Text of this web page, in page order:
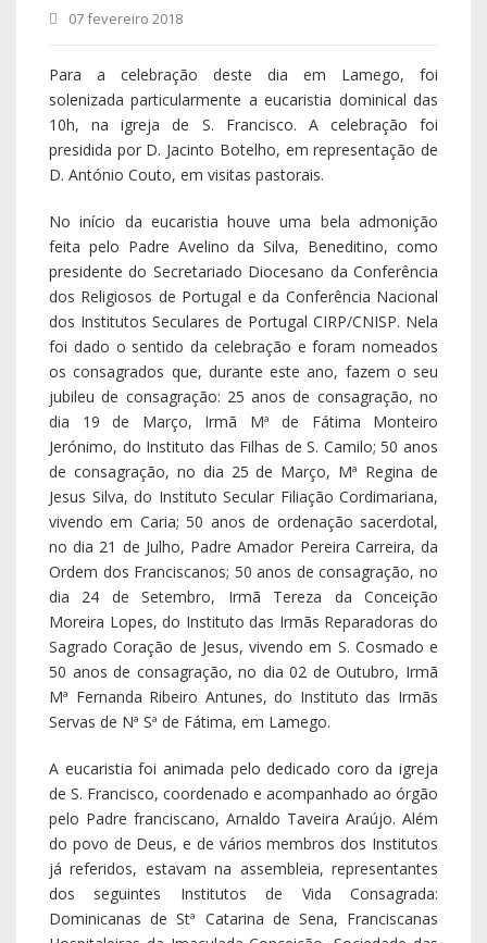
foi dado o sentido da celebração e foram nomeados
jubileu de consagração: 25 anos de consagração, no
dia 19 de Março, Irmã Mª de Fátima Monteiro
Jerónimo, do Instituto das Filhas de S. Camilo; 50 anos
de consagração, no dia 25 de Março, Mª Regina de
Jesus Silva, do Instituto Secular Filiação Cordimariana,
vivendo em Caria; 50 anos de ordenação sacerdotal,
no dia 21 de Julho, Padre Amador Pereira Carreira, da
Ordem dos Franciscanos; 50 anos de consagração, no
dia 24 de Setembro, Irmã Tereza da Conceição
Moreira Lopes, do Instituto das Irmãs Reparadoras do
Sagrado Coração de Jesus, vivendo em S. Cosmado e
50 anos de consagração, no dia 02 de Outubro, Irmã
Mª Fernanda Ribeiro Antunes, do Instituto das Irmãs
Servas de Nª Sª de Fátima, em Lamego.
A eucaristia foi animada pelo dedicado coro da igreja
de S. Francisco, coordenado e acompanhado ao órgão
pelo Padre franciscano, Arnaldo Taveira Araújo. Além
do povo de Deus, e de vários membros dos Institutos
já referidos, estavam na assembleia, representantes
dos seguintes Institutos de Vida Consagrada:
Dominicanas de Stª Catarina de Sena, Franciscanas
Hospitaleiras da Imaculada Conceição, Sociedade das
Irmãs Filhas do Coração de Maria, Auxiliares do
Apostolado e Associação dos Servos de Maria e do
Coração de Jesus: ao todo, 23 consagrados, alguns
vindos de bem longe, mas em jubilosa e serena
alegria. As Leituras da Missa e o Ofertório solene
foram feitos sobretudo pelas consagradas em jubileu.
Na sua bela e interpelante homilia, D. Jacinto disse que
estávamos ali para agradecer a Deus a riqueza do
dom da Vida Consagrada na variedade dos seus
carismas; para a conhecer melhor e valorizar e para
cada consagrado actualizar o seu SIM, renovando a
resposta à vocação “que um dia alvoroçou o seu
coração” (Papa Francisco, no encontro que teve com